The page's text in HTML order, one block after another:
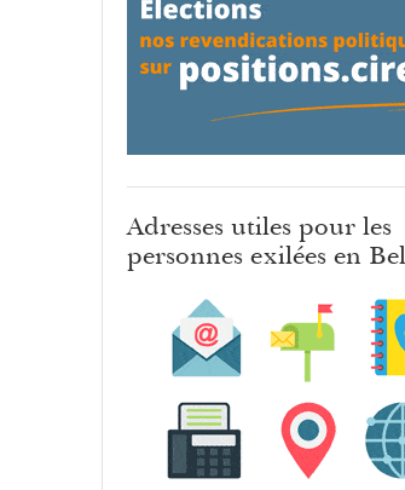
Adresses utiles pour les
personnes exilées en